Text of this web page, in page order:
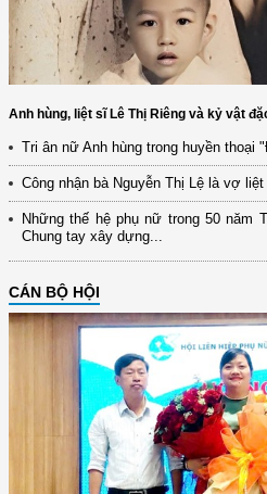
Anh hùng, liệt sĩ Lê Thị Riêng và kỷ vật
Tri ân nữ Anh hùng trong huyền thoại
Công nhận bà Nguyễn Thị Lệ là vợ
Những thế hệ phụ nữ trong 50 năm
Chung tay xây dựng...
CÁN BỘ HỘI